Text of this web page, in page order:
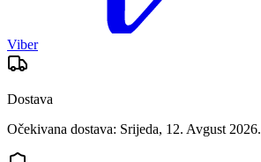
Viber
Dostava
Očekivana dostava: Srijeda, 12. Avgust 2026.